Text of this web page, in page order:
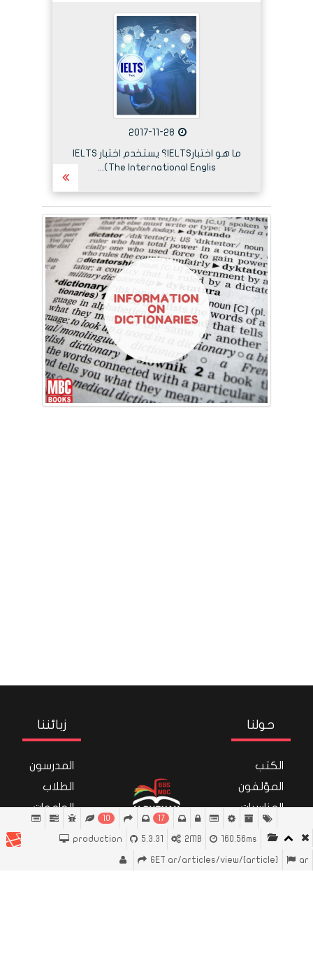
2017-11-28
ما هو اختبارIELTS؟ يستخدم اختبار IELTS
(The International Englis...
حولنا
الكتب
المؤلفون
المناسبات
تواصل
معنا
زبائننا
المدرسون
الطلاب
الجامعات
المدارس
10 17
160.56ms
2MB
5.3.31
production
ar
GET ar/articles/view/{article}